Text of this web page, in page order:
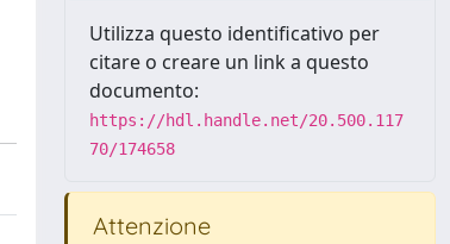
Utilizza questo identificativo per
citare o creare un link a questo
documento:
https://hdl.handle.net/20.500.117
70/174658
Attenzione